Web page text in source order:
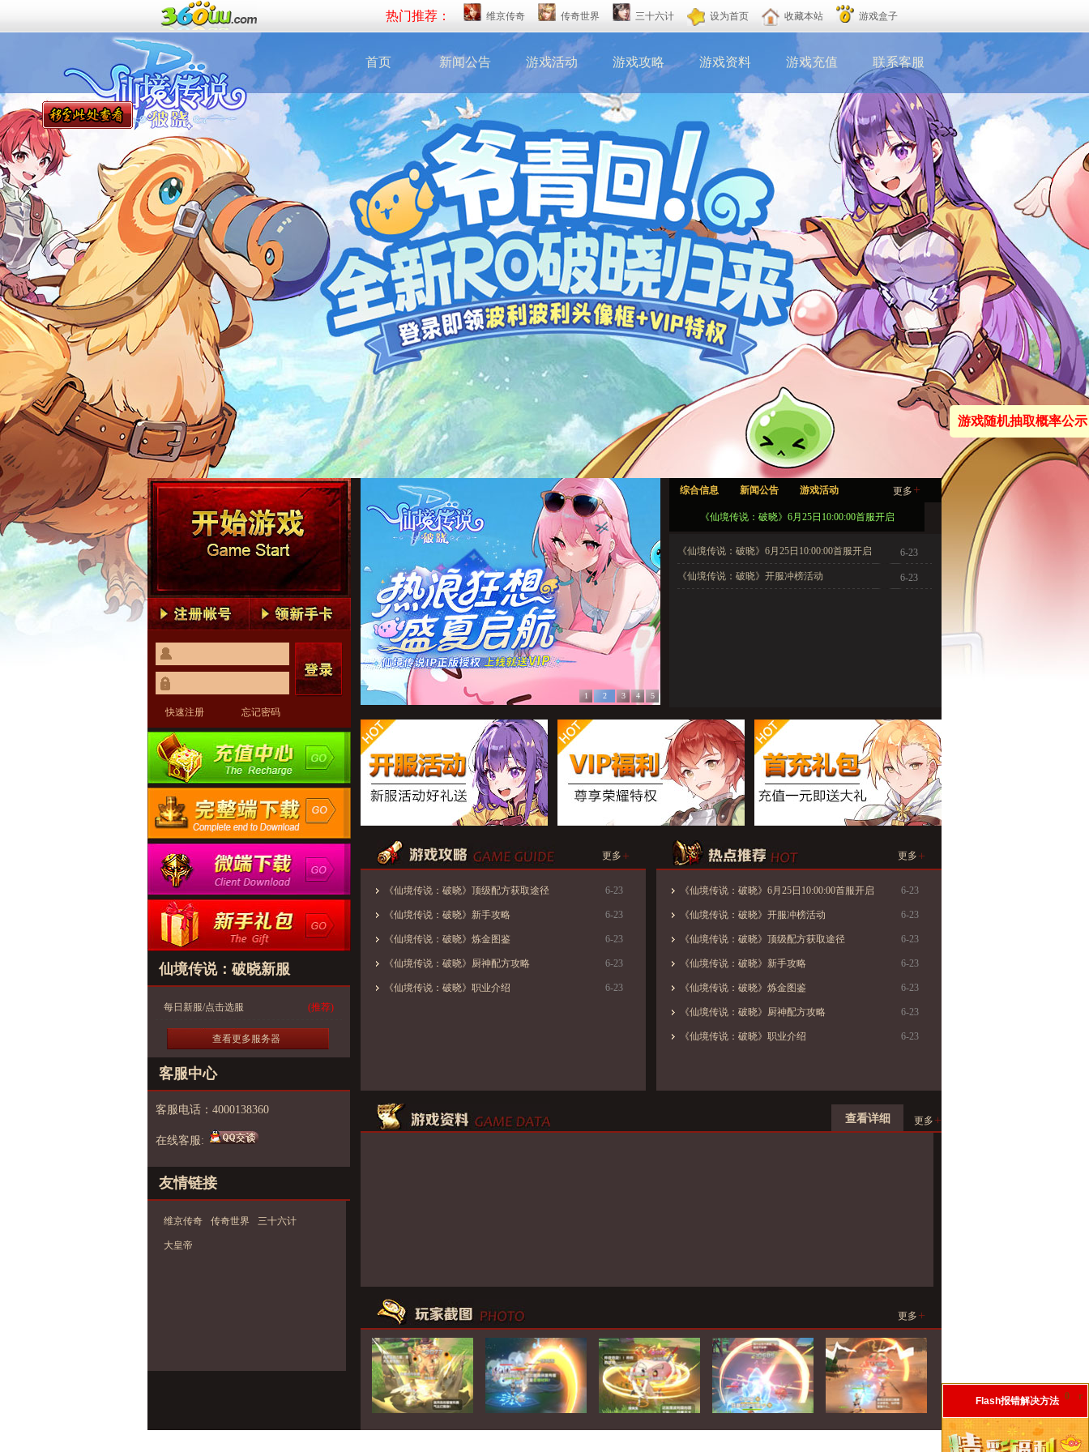
热门推荐： 维京传奇 传奇世界 三十六计 设为首页 收藏本站 游戏盒子
首页 新闻公告 游戏活动 游戏攻略 游戏资料 游戏充值 联系客服
快速注册 忘记密码
仙境传说：破晓新服
每日新服/点击选服 (推荐)
查看更多服务器
客服中心
客服电话：4000138360
在线客服:
友情链接
维京传奇 传奇世界 三十六计
大皇帝
仙境传说：破晓1
仙境传说：破晓1
仙境传说：破晓2
仙境传说：破晓2
仙境传说：破晓3
仙境传说：破晓3
仙境传说：破晓4
仙境传说：破晓4
仙境传说：破晓5
仙境传说：破晓5
1 2 3 4 5
综合信息 新闻公告 游戏活动 更多 +
《仙境传说：破晓》6月25日10:00:00首服开启
《仙境传说：破晓》6月25日10:00:00首服开启 6-23
《仙境传说：破晓》开服冲榜活动 6-23
更多 +
《仙境传说：破晓》顶级配方获取途径 6-23
《仙境传说：破晓》新手攻略 6-23
《仙境传说：破晓》炼金图鉴 6-23
《仙境传说：破晓》厨神配方攻略 6-23
《仙境传说：破晓》职业介绍 6-23
更多 +
《仙境传说：破晓》6月25日10:00:00首服开启 6-23
《仙境传说：破晓》开服冲榜活动 6-23
《仙境传说：破晓》顶级配方获取途径 6-23
《仙境传说：破晓》新手攻略 6-23
《仙境传说：破晓》炼金图鉴 6-23
《仙境传说：破晓》厨神配方攻略 6-23
《仙境传说：破晓》职业介绍 6-23
查看详细 更多 +
更多 +
0 r
Flash报错解决方法
游戏随机抽取概率公示